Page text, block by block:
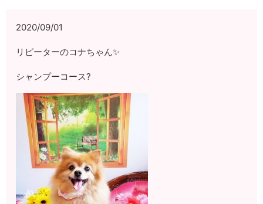
2020/09/01
リピーターのコナちゃん✨
シャンプーコース?